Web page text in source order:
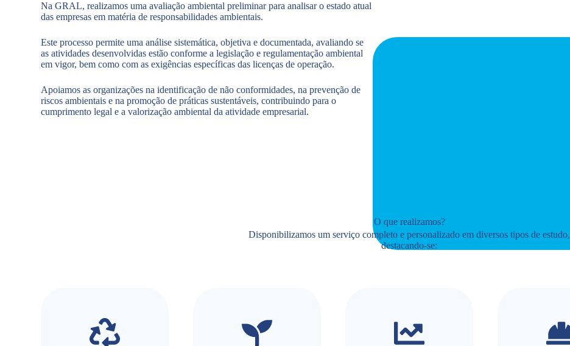
Na GRAL, realizamos uma avaliação ambiental preliminar para analisar o estado atual
das empresas em matéria de responsabilidades ambientais.
Este processo permite uma análise sistemática, objetiva e documentada, avaliando se
as atividades desenvolvidas estão conforme a legislação e regulamentação ambiental
em vigor, bem como com as exigências específicas das licenças de operação.
Apoiamos as organizações na identificação de não conformidades, na prevenção de
riscos ambientais e na promoção de práticas sustentáveis, contribuindo para o
cumprimento legal e a valorização ambiental da atividade empresarial.
O que realizamos?
Disponibilizamos um serviço completo e personalizado em diversos tipos de estudo,
destacando-se: